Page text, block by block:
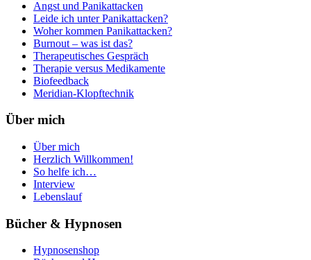
Angst und Panikattacken
Leide ich unter Panikattacken?
Woher kommen Panikattacken?
Burnout – was ist das?
Therapeutisches Gespräch
Therapie versus Medikamente
Biofeedback
Meridian-Klopftechnik
Über mich
Über mich
Herzlich Willkommen!
So helfe ich…
Interview
Lebenslauf
Bücher & Hypnosen
Hypnosenshop